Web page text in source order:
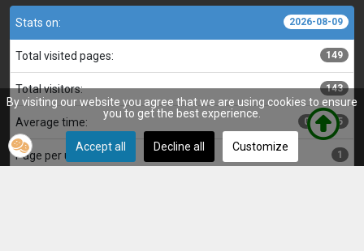
Stats on: 2026-08-09
Total visited pages: 149
Total visitors: 143
Average time: 00:00:05
Page per user: 1
By visiting our website you agree that we are using cookies to ensure
you to get the best experience.
Accept all Decline all Customize